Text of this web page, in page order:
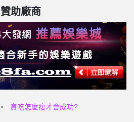
贊助廠商
貪吃怎麼瘦才會成功?